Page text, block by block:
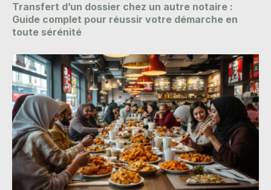
Transfert d’un dossier chez un autre notaire :
Guide complet pour réussir votre démarche en
toute sérénité